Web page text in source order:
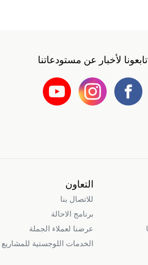
تابعونا لأخبار عن مستودعاتنا
التعاون
للاتصال بنا
برنامج الاحالة
عرضنا لعملاء الجملة
الخدمات اللوجستية للمشاريع